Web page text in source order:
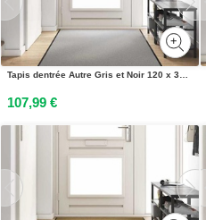
Tapis dentrée Autre Gris et Noir 120 x 350 cm
107,99 €